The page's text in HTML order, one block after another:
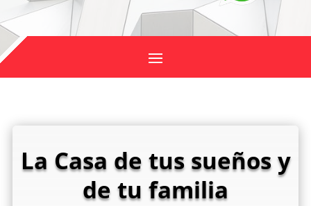
La Casa de tus sueños y
de tu familia